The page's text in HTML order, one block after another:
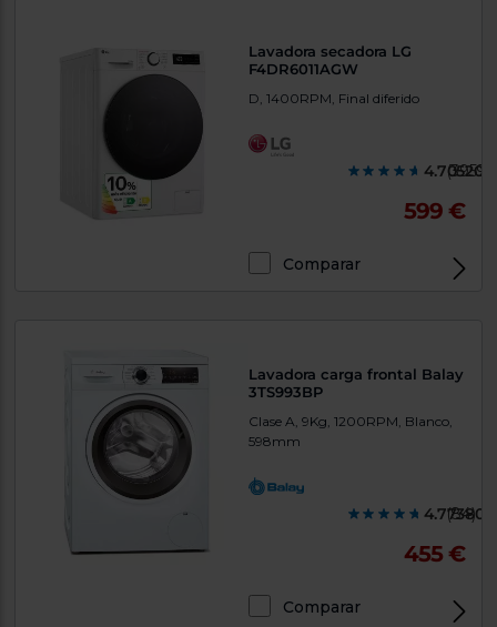
Lavadora secadora LG
F4DR6011AGW
D, 1400RPM, Final diferido
(3959)
599 €
Comparar
Lavadora carga frontal Balay
3TS993BP
Clase A, 9Kg, 1200RPM, Blanco,
598mm
(84)
455 €
Comparar